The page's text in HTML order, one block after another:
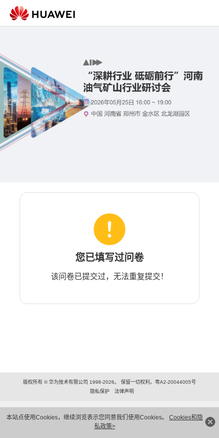
本站点使用Cookies，继续浏览表示您同意我们使用Cookies。 Cookies和隐
私政策>
您已填写过问卷
该问卷已提交过，无法重复提交！
版权所有 © 华为技术有限公司 1998-2026。 保留一切权利。粤A2-20044005号
隐私保护
法律声明